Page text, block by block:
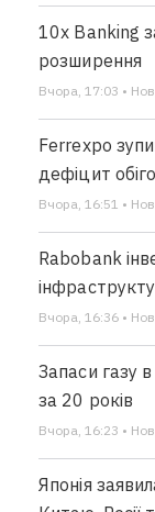
10x Banking
розширення
Вчора, 17:03 •
Ferrexpo
дефіцит
Вчора, 16:51 •
Rabobank
Вчора, 16:36 •
Запаси газу
за 20 років
Вчора, 16:23 •
Японія